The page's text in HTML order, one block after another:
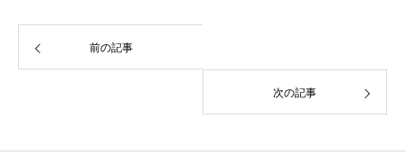
前の記事
次の記事